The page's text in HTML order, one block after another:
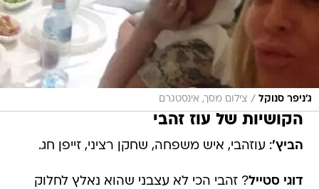
ג'ניפר סנוקל / צילום מסך, אינסטגרם
הקושיות של עוז זהבי
הביץ': עוזהבי, איש משפחה, שחקן רציני, זייפן חג.
דוגי סטייל? זהבי הכי לא עצבני שהוא נאלץ לחלוק